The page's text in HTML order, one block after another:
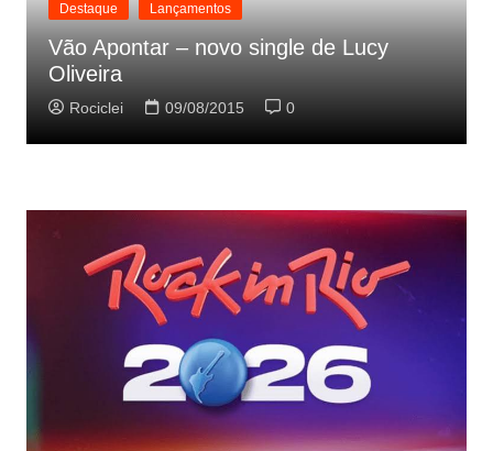
Destaque Lançamentos
Vão Apontar – novo single de Lucy
Oliveira
Rociclei 09/08/2015 0